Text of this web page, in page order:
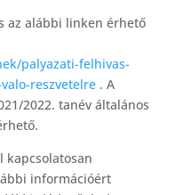
az alábbi linken érhető
palyazati-felhivas-
reszvetelre. A
2022. tanév általános
kapcsolatosan
információért